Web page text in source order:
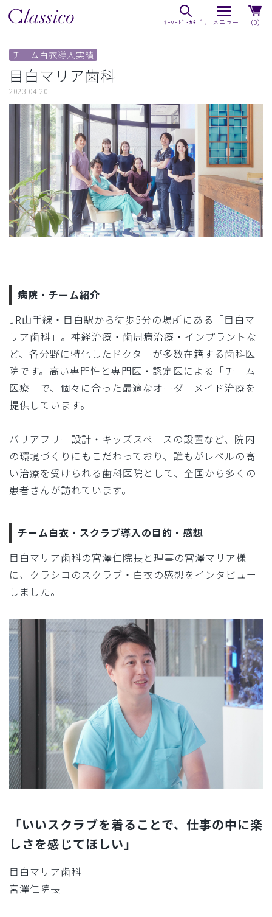
（0）
チーム白衣導入実績
目白マリア歯科
2023.04.20
病院・チーム紹介
JR山手線・目白駅から徒歩5分の場所にある「目白マ
リア歯科」。神経治療・歯周病治療・インプラントな
ど、各分野に特化したドクターが多数在籍する歯科医
院です。高い専門性と専門医・認定医による「チーム
医療」で、個々に合った最適なオーダーメイド治療を
提供しています。
バリアフリー設計・キッズスペースの設置など、院内
の環境づくりにもこだわっており、誰もがレベルの高
い治療を受けられる歯科医院として、全国から多くの
患者さんが訪れています。
チーム白衣・スクラブ導入の目的・感想
目白マリア歯科の宮澤仁院長と理事の宮澤マリア様
に、クラシコのスクラブ・白衣の感想をインタビュー
しました。
「いいスクラブを着ることで、仕事の中に楽
しさを感じてほしい」
目白マリア歯科
宮澤仁院長